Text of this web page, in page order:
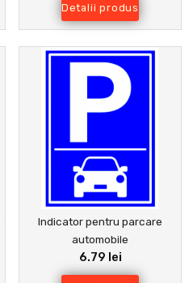
Detalii produs
Indicator pentru parcare
automobile
6.79 lei